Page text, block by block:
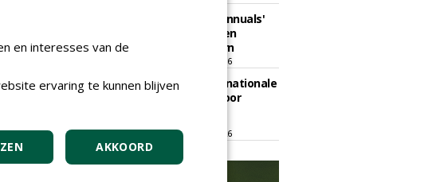
Vakdag 'All About Annuals'
zet eenjarige planten
centraal in Appeltern
donderdag 27 augustus 2026
GaLaBau 2026: internationale
ontmoetingsplek voor
t/m vrijdag 18 september 2026
en interesses van de
ervaring te kunnen blijven
AKKOORD